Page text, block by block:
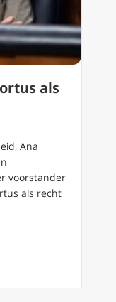
als
Ana
voorstander
als recht
Abortus als